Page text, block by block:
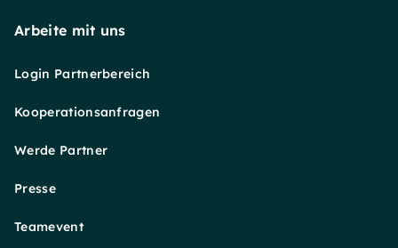
Arbeite mit uns
Login Partnerbereich
Kooperationsanfragen
Werde Partner
Presse
Teamevent